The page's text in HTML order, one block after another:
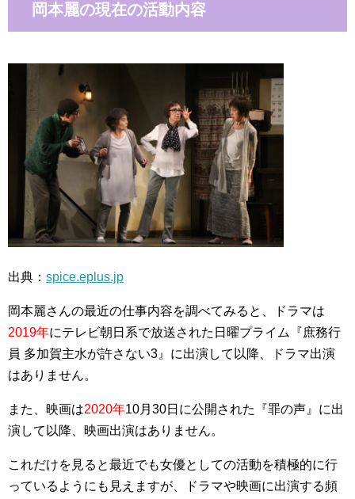
岡本麗の現在の活動内容
出典： spice.eplus.jp
岡本麗さんの最近の仕事内容を調べてみると、ドラマは
2019年にテレビ朝日系で放送された日曜プライム『庶務行
員 多加賀主水が許さない3』に出演して以降、ドラマ出演
はありません。
また、映画は2020年10月30日に公開された『罪の声』に出
演して以降、映画出演はありません。
これだけを見ると最近でも女優としての活動を積極的に行
っているようにも見えますが、ドラマや映画に出演する頻